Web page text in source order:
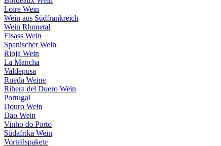
Loire Wein
Wein aus Südfrankreich
Wein Rhonetal
Elsass Wein
Spanischer Wein
Rioja Wein
La Mancha
Valdepusa
Rueda Weine
Ribera del Duero Wein
Portugal
Douro Wein
Dao Wein
Vinho do Porto
Südafrika Wein
Vorteilspakete